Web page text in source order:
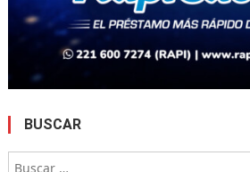
BUSCAR